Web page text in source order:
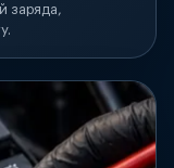
заряда,